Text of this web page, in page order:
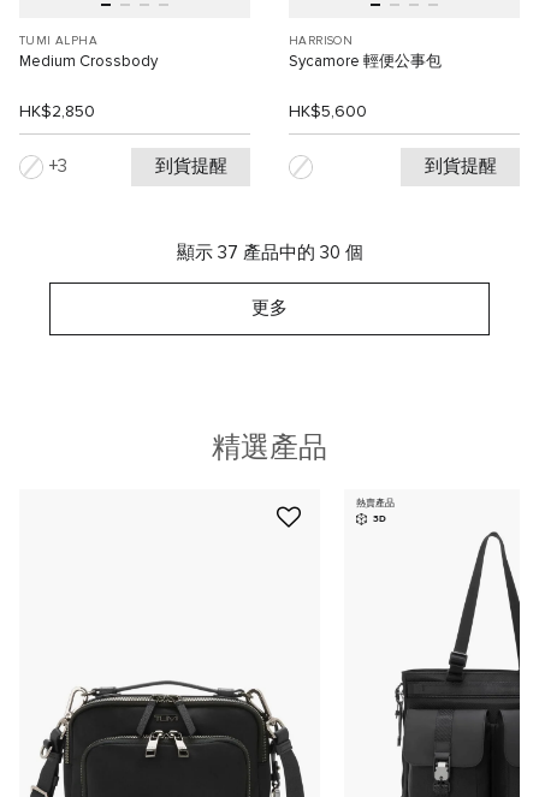
TUMI ALPHA
Medium Crossbody
HK$2,850
3 到貨提醒
HARRISON
Sycamore 輕便公事包
HK$5,600
到貨提醒
顯示 37 產品中的 30 個
更多
精選產品
熱賣產品
3D